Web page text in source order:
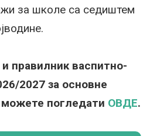
за школе са седиштем
правилник васпитно-
2027 за основне
погледати ОВДЕ.